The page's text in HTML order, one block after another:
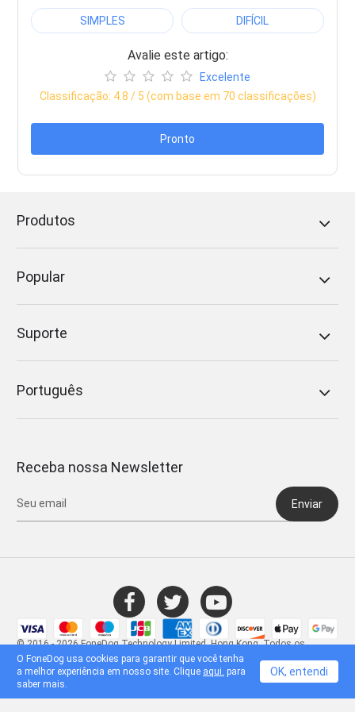
SIMPLES DIFÍCIL
Avalie este artigo:
Excelente
Classificação: 4.8 / 5 (com base em 70 classificações)
Pronto
Produtos
Popular
Suporte
Português
Receba nossa Newsletter
Enviar
© 2016 - 2026 FoneDog Technology Limited, Hong Kong. Todos os
direitos reservados.
O FoneDog usa cookies para garantir que você tenha
a melhor experiência em nosso site. Clique aqui. para
saber mais.
OK, entendi